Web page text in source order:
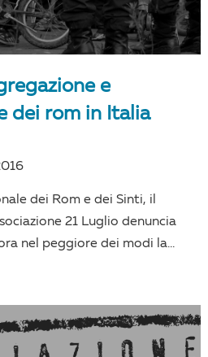
e
dei rom in Italia
dei Rom e dei Sinti, il
21 Luglio denuncia
nel peggiore dei modi la...